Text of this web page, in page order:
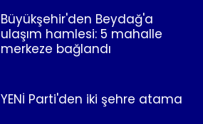
Büyükşehir'den Beydağ'a
ulaşım hamlesi: 5 mahalle
merkeze bağlandı
YENİ Parti'den iki şehre atama